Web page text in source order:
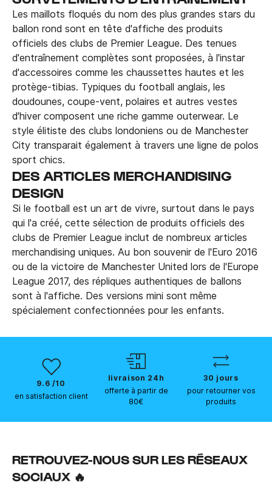
Les maillots floqués du nom des plus grandes stars du
ballon rond sont en tête d'affiche des produits
officiels des clubs de Premier League. Des tenues
d'entraînement complètes sont proposées, à l'instar
d'accessoires comme les chaussettes hautes et les
protège-tibias. Typiques du football anglais, les
doudounes, coupe-vent, polaires et autres vestes
d'hiver composent une riche gamme outerwear. Le
style élitiste des clubs londoniens ou de Manchester
City transparait également à travers une ligne de polos
sport chics.
DES ARTICLES MERCHANDISING
DESIGN
Si le football est un art de vivre, surtout dans le pays
qui l'a créé, cette sélection de produits officiels des
clubs de Premier League inclut de nombreux articles
merchandising uniques. Au bon souvenir de l'Euro 2016
ou de la victoire de Manchester United lors de l'Europe
League 2017, des répliques authentiques de ballons
sont à l'affiche. Des versions mini sont même
spécialement confectionnées pour les enfants.
9.6 /10
en satisfaction client
livraison 24h
offerte à partir de
80€
30 jours
pour retourner vos
produits
RETROUVEZ-NOUS SUR LES RÉSEAUX
SOCIAUX 🔥